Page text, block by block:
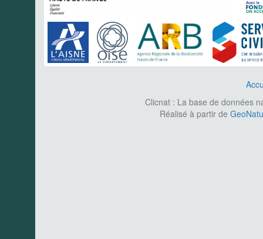
Clicnat : La base de données
Réalisé à partir de